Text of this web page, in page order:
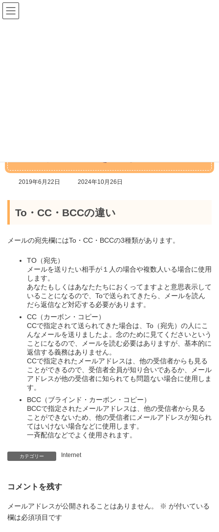
コ
ン
テ
ナ
ビ
ゲ
2019年6月22日
最
日
2024年10月26日
To・CC・BCCの違い
メールの宛先欄にはTo・CC・BCCの3種類があります。
TO（宛先）
メールを送りたい相手が１人の場合や複数人いる場合に使用
します。
あなたもしくはあなたたちにおくってますよと意思表示して
いることになるので、Toで送られてきたら、メールを読ん
だら返信など対応する必要があります。
CC（カーボン・コピー）
CCで指定されて送られてきた場合は、To（宛先）の人にこ
んなメールを送りましたよ。念のために見てくださいという
ことになるので、メールを読む必要はありますが、基本的に
返信する義務はありません。
CCで指定されたメールアドレスは、他の受信者からも見る
ことができるので、受信者全員が知り合いであるか、メール
アドレスが他の受信者に知られても問題ない場合に使用しま
す。
BCC（ブラインド・カーボン・コピー）
BCCで指定されたメールアドレスは、他の受信者から見る
ことができないため、他の受信者にメールアドレスが知られ
てはいけない場合などに使用します。
一斉配信などでよく使用されます。
カテゴリー Internet
コメントを残す
メールアドレスが公開されることはありません。 ※ が付いている
欄は必須項目です